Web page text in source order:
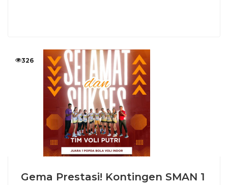
326
Gema Prestasi! Kontingen SMAN 1